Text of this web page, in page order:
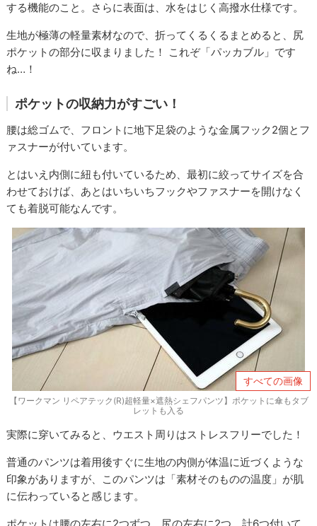
する機能のこと。さらに表面は、水をはじく高撥水仕様です。
生地が極薄の軽量素材なので、折ってくるくるまとめると、尻
ポケットの部分に収まりました！ これぞ「パッカブル」です
ね…！
ポケットの収納力がすごい！
腰は総ゴムで、フロントに地下足袋のような金属フック2個とフ
ァスナーが付いています。
とはいえ内側に紐も付いているため、最初に絞ってサイズを合
わせておけば、あとはいちいちフックやファスナーを開けなく
ても着脱可能なんです。
すべての画像
【ワークマン リペアテック(R)超軽量×遮熱シェフパンツ】ポケットに傘もタブ
レットも入る
実際に穿いてみると、ウエスト周りはストレスフリーでした！
普通のパンツは着用後すぐに生地の内側が体温に近づくような
印象がありますが、このパンツは「素材そのものの温度」が肌
に伝わっていると感じます。
ポケットは腰の左右に2つずつ、尻の左右に2つ、計6つ付いて